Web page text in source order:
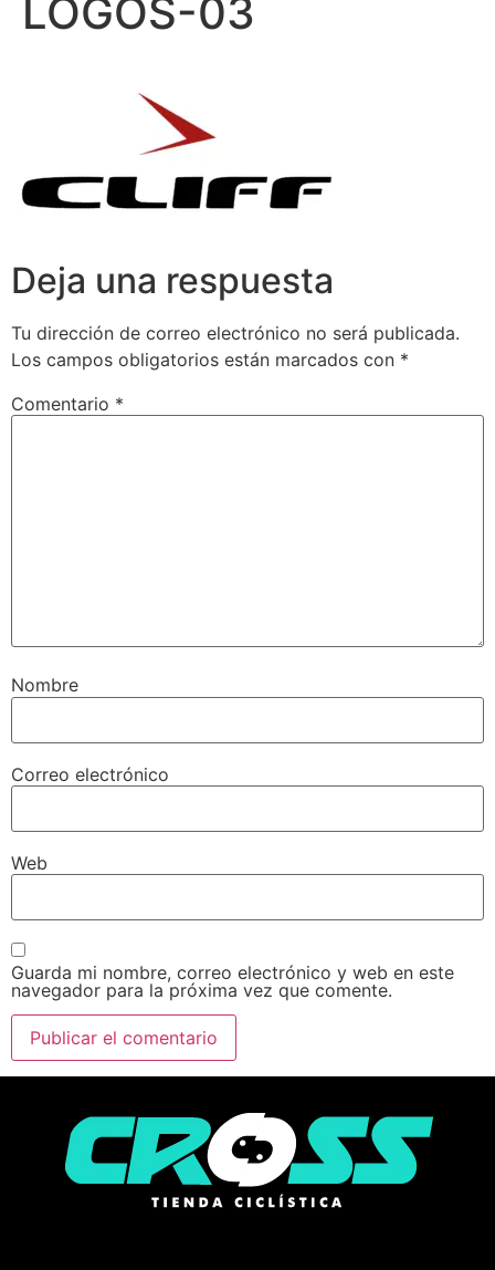
LOGOS-03
Deja una respuesta
Tu dirección de correo electrónico no será publicada.
Los campos obligatorios están marcados con *
Comentario *
Nombre
Correo electrónico
Web
Guarda mi nombre, correo electrónico y web en este
navegador para la próxima vez que comente.